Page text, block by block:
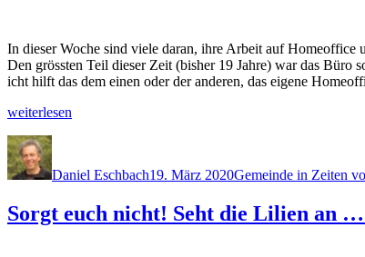
In dieser Woche sind viele daran, ihre Arbeit auf Home­of­fice
Den grössten Teil dieser Zeit (bish­er 19 Jahre) war das
icht hil­ft das dem einen oder der anderen, das eigene
„Home­
fice
—
Tipps
mein­
er
weit­er­lesen
Autor
Daniel Eschbach19. März 2020Gemeinde in Zeiten
Sorgt euch nicht! Seht die Lilien an